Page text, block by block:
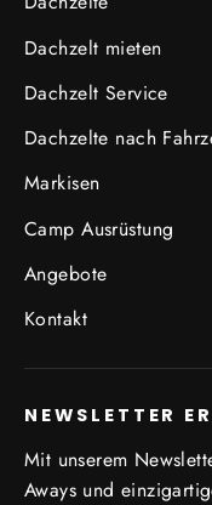
Dachzelt mieten
Dachzelt Service
Dachzelte nach
Markisen
Camp Ausrüstung
Angebote
Kontakt
NEWSLETTER
Mit unserem
Aways und